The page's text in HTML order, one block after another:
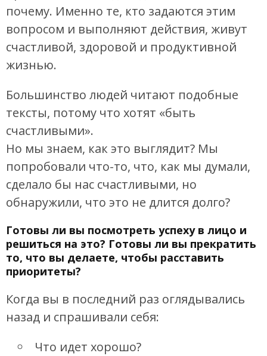
почему. Именно те, кто задаются этим
вопросом и выполняют действия, живут
счастливой, здоровой и продуктивной
жизнью.
Большинство людей читают подобные
тексты, потому что хотят «быть
счастливыми».
Но мы знаем, как это выглядит? Мы
попробовали что-то, что, как мы думали,
сделало бы нас счастливыми, но
обнаружили, что это не длится долго?
Готовы ли вы посмотреть успеху в лицо и
решиться на это? Готовы ли вы прекратить
то, что вы делаете, чтобы расставить
приоритеты?
Когда вы в последний раз оглядывались
назад и спрашивали себя:
Что идет хорошо?